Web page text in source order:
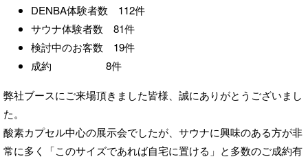
DENBA体験者数 112件
サウナ体験者数 81件
検討中のお客数 19件
成約 8件
弊社ブースにご来場頂きました皆様、誠にありがとうございまし
た。
酸素カプセル中心の展示会でしたが、サウナに興味のある方が非
常に多く「このサイズであれば自宅に置ける」と多数のご成約有